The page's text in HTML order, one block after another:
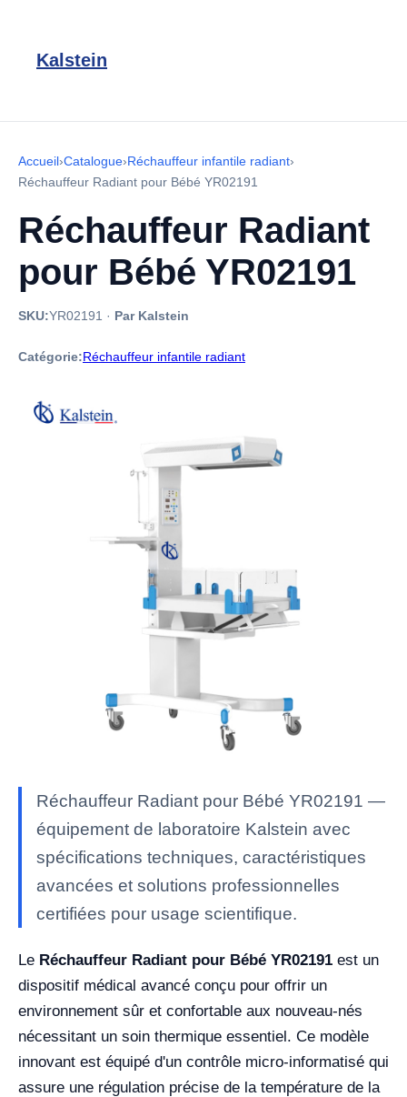
Kalstein
Accueil›Catalogue›Réchauffeur infantile radiant›
Réchauffeur Radiant pour Bébé YR02191
Réchauffeur Radiant
pour Bébé YR02191
SKU:YR02191 · Par Kalstein
Catégorie:Réchauffeur infantile radiant
Réchauffeur Radiant pour Bébé YR02191 —
équipement de laboratoire Kalstein avec
spécifications techniques, caractéristiques
avancées et solutions professionnelles
certifiées pour usage scientifique.
Le Réchauffeur Radiant pour Bébé YR02191 est un
dispositif médical avancé conçu pour offrir un
environnement sûr et confortable aux nouveau-nés
nécessitant un soin thermique essentiel. Ce modèle
innovant est équipé d'un contrôle micro-informatisé qui
assure une régulation précise de la température de la